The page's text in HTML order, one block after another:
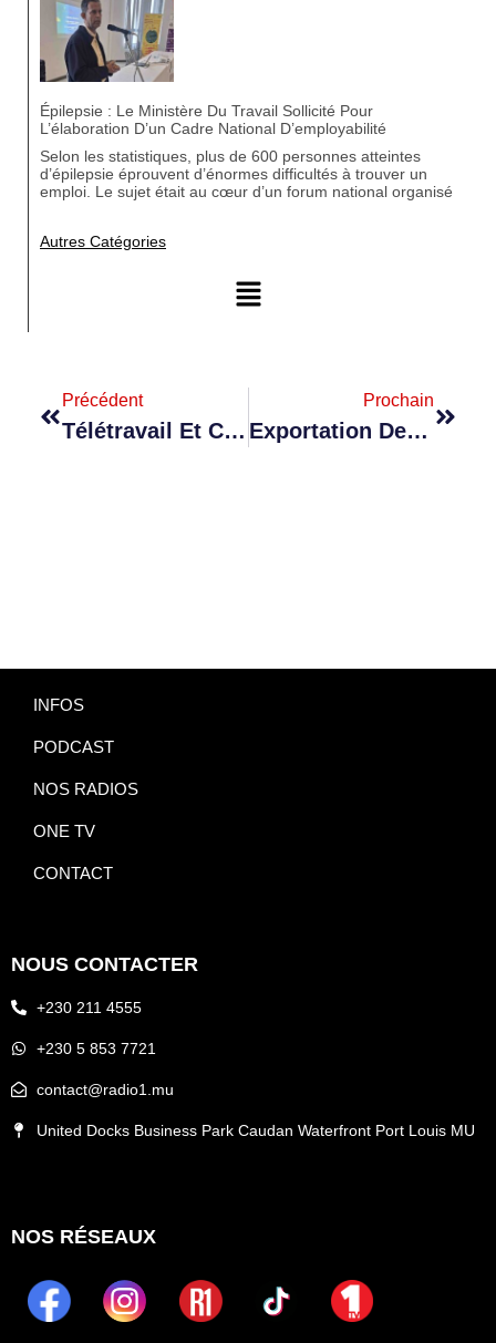
Épilepsie : Le Ministère Du Travail Sollicité Pour
L’élaboration D’un Cadre National D’employabilité
Selon les statistiques, plus de 600 personnes atteintes
d’épilepsie éprouvent d’énormes difficultés à trouver un
emploi. Le sujet était au cœur d’un forum national organisé
Autres Catégories
Précédent
Télétravail Et Crise Énergétique : « Le Secteur De L’industrie Et Manufacturier Optimisera Ses Ressources En Capital Humain »
Prochain
Exportation De Farine: Abdoulhakim Moindze, Un Ressortissant Comorien Âgé De 40 Ans, Arrêté Hier
INFOS
PODCAST
NOS RADIOS
ONE TV
CONTACT
NOUS CONTACTER
+230 211 4555
+230 5 853 7721
contact@radio1.mu
United Docks Business Park Caudan Waterfront Port Louis MU
NOS RÉSEAUX